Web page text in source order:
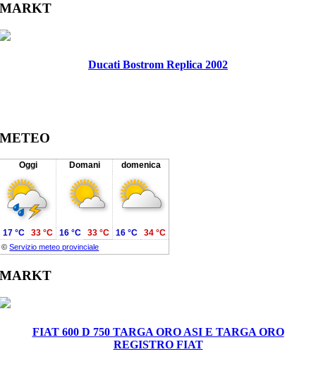
MARKT
Ducati Bostrom Replica 2002
METEO
Oggi Domani domenica
©Servizio meteo provinciale
17 °C 33 °C 16 °C 33 °C 16 °C 34 °C
MARKT
FIAT 600 D 750 TARGA ORO ASI E TARGA ORO
REGISTRO FIAT